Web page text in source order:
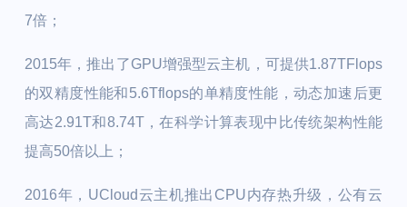
7倍；
2015年，推出了GPU增强型云主机，可提供1.87TFlops
的双精度性能和5.6Tflops的单精度性能，动态加速后更
高达2.91T和8.74T，在科学计算表现中比传统架构性能
提高50倍以上；
2016年，UCloud云主机推出CPU内存热升级，公有云